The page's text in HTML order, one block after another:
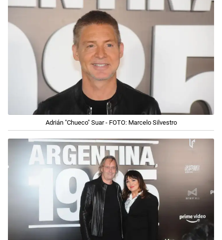
Adrián "Chueco" Suar - FOTO: Marcelo Silvestro